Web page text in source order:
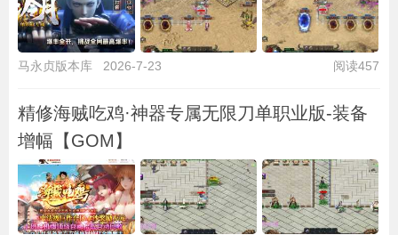
马永贞版本库 2026-7-23 阅读457
精修海贼吃鸡·神器专属无限刀单职业版-装备
增幅【GOM】